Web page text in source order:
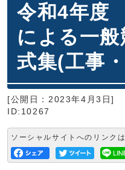
令和4年度
による一
式集(工事
[公開日：2023年4月3日]
ID:10267
ソーシャルサイトへのリンク